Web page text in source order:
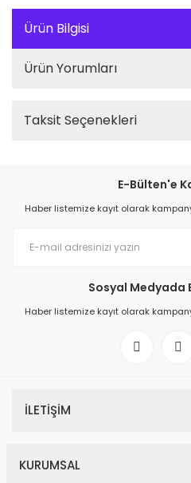
Ürün Bilgisi
Ürün Yorumları
Taksit Seçenekleri
E-Bülten'e
Haber listemize kayıt olarak
Sosyal Medyada
Haber listemize kayıt olarak
İLETİŞİM
KURUMSAL